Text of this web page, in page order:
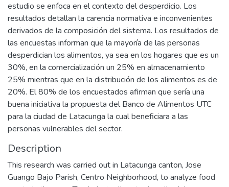
estudio se enfoca en el contexto del desperdicio. Los
resultados detallan la carencia normativa e inconvenientes
derivados de la composición del sistema. Los resultados de
las encuestas informan que la mayoría de las personas
desperdician los alimentos, ya sea en los hogares que es un
30%, en la comercialización un 25% en almacenamiento
25% mientras que en la distribución de los alimentos es de
20%. El 80% de los encuestados afirman que sería una
buena iniciativa la propuesta del Banco de Alimentos UTC
para la ciudad de Latacunga la cual beneficiara a las
personas vulnerables del sector.
Description
This research was carried out in Latacunga canton, Jose
Guango Bajo Parish, Centro Neighborhood, to analyze food